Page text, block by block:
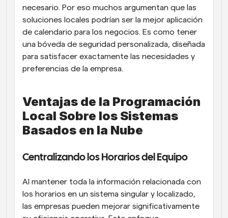
necesario. Por eso muchos argumentan que las
soluciones locales podrían ser la mejor aplicación
de calendario para los negocios. Es como tener
una bóveda de seguridad personalizada, diseñada
para satisfacer exactamente las necesidades y
preferencias de la empresa.
Ventajas de la Programación
Local Sobre los Sistemas
Basados en la Nube
Centralizando los Horarios del Equipo
Al mantener toda la información relacionada con
los horarios en un sistema singular y localizado,
las empresas pueden mejorar significativamente